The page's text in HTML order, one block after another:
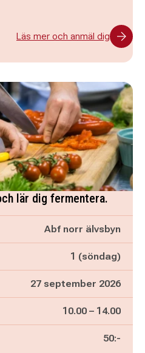
Läs mer och anmäl dig
lär dig fermentera.
Abf norr älvsbyn
1 (söndag)
27 september 2026
Pågår mellan
10.00 – och
14.00
50:-